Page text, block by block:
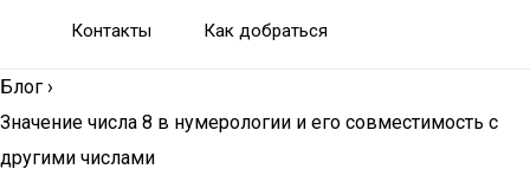
Контакты Как добраться
Блог ›
Значение числа 8 в нумерологии и его совместимость с
другими числами